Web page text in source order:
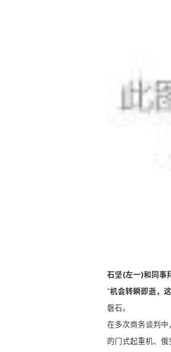
石坚(左一)和同事
“机会转瞬即逝，
磐石。
在多次商务谈判
的门式起重机、